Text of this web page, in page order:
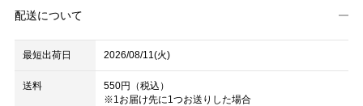
配送について
最短出荷日 2026/08/11(火)
送料
550円（税込）
※1お届け先に1つお送りした場合